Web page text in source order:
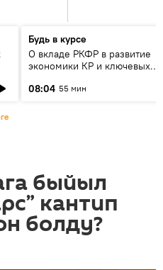
Будь в курсе
О вкладе РКФР в развитие
экономики КР и ключевых
08:04 55 мин
быйыл
кантип
болду?